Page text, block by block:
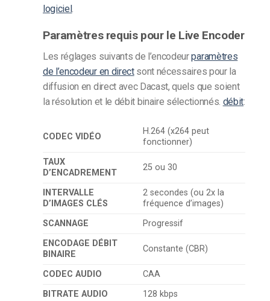
logiciel.
Paramètres requis pour le Live Encoder
Les réglages suivants de l’encodeurparamètres
de l’encodeur en directsont nécessaires pour la
diffusion en direct avec Dacast, quels que soient
la résolution et le débit binaire sélectionnés. débit:
CODEC VIDÉO
H.264 (x264 peut
fonctionner)
TAUX
D’ENCADREMENT
25 ou 30
INTERVALLE
D’IMAGES CLÉS
2 secondes (ou 2x la
fréquence d’images)
SCANNAGE
Progressif
ENCODAGE DÉBIT
BINAIRE
Constante (CBR)
CODEC AUDIO
CAA
BITRATE AUDIO
128 kbps